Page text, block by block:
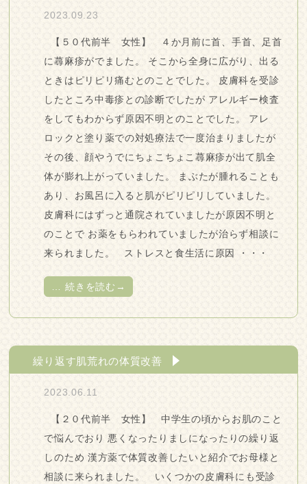
2023.09.23
【５０代前半 女性】 ４か月前に首、手首、足首
に蕁麻疹がでました。 そこから全身に広がり、出る
ときはピリピリ痛むとのことでした。 皮膚科を受診
したところ中毒疹との診断でしたが アレルギー検査
をしてもわからず原因不明とのことでした。 アレ
ロックと塗り薬での対処療法で一度治まりましたが
その後、顔やうでにちょこちょこ蕁麻疹が出て肌全
体が膨れ上がっていました。 まぶたが腫れることも
あり、お風呂に入ると肌がピリピリしていました。
皮膚科にはずっと通院されていましたが原因不明と
のことで お薬をもらわれていましたが治らず相談に
来られました。 ストレスと食生活に原因 ・・・
… 続きを読む→
繰り返す肌荒れの体質改善
2023.06.11
【２０代前半 女性】 中学生の頃からお肌のこと
で悩んでおり 悪くなったりましになったりの繰り返
しのため 漢方薬で体質改善したいと紹介でお母様と
相談に来られました。 いくつかの皮膚科にも受診